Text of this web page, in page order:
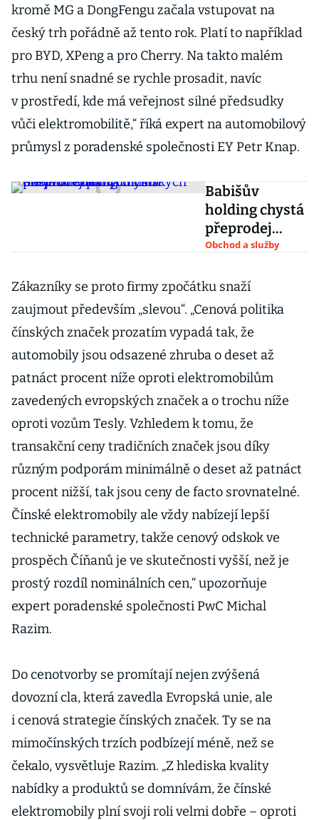
kromě MG a DongFengu začala vstupovat na
český trh pořádně až tento rok. Platí to například
pro BYD, XPeng a pro Cherry. Na takto malém
trhu není snadné se rychle prosadit, navíc
v prostředí, kde má veřejnost silné předsudky
vůči elektromobilitě,“ říká expert na automobilový
průmysl z poradenské společnosti EY Petr Knap.
Babišův
holding chystá
přeprodej
levných
elektromobilů
rodinám.
Rozjíždí
expanzi
Obchod a služby
Zákazníky se proto firmy zpočátku snaží
zaujmout především „slevou“. „Cenová politika
čínských značek prozatím vypadá tak, že
automobily jsou odsazené zhruba o deset až
patnáct procent níže oproti elektromobilům
zavedených evropských značek a o trochu níže
oproti vozům Tesly. Vzhledem k tomu, že
transakční ceny tradičních značek jsou díky
různým podporám minimálně o deset až patnáct
procent nižší, tak jsou ceny de facto srovnatelné.
Čínské elektromobily ale vždy nabízejí lepší
technické parametry, takže cenový odskok ve
prospěch Číňanů je ve skutečnosti vyšší, než je
prostý rozdíl nominálních cen,“ upozorňuje
expert poradenské společnosti PwC Michal
Razim.
Do cenotvorby se promítají nejen zvýšená
dovozní cla, která zavedla Evropská unie, ale
i cenová strategie čínských značek. Ty se na
mimočínských trzích podbízejí méně, než se
čekalo, vysvětluje Razim. „Z hlediska kvality
nabídky a produktů se domnívám, že čínské
elektromobily plní svoji roli velmi dobře – oproti